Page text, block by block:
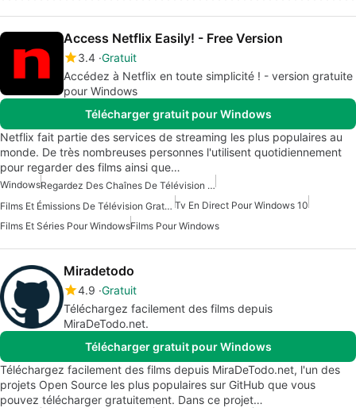
Access Netflix Easily! - Free Version
3.4 Gratuit
Accédez à Netflix en toute simplicité ! - version gratuite
pour Windows
Télécharger gratuit pour Windows
Netflix fait partie des services de streaming les plus populaires au
monde. De très nombreuses personnes l'utilisent quotidiennement
pour regarder des films ainsi que…
Windows
Regardez Des Chaînes De Télévision Gratuites Pour Windows
Films Et Émissions De Télévision Gratuits Pour Windows Tv En Direct Pour Windows 10
Films Et Séries Pour WindowsFilms Pour Windows
Miradetodo
4.9 Gratuit
Téléchargez facilement des films depuis
MiraDeTodo.net.
Télécharger gratuit pour Windows
Téléchargez facilement des films depuis MiraDeTodo.net, l'un des
projets Open Source les plus populaires sur GitHub que vous
pouvez télécharger gratuitement. Dans ce projet…